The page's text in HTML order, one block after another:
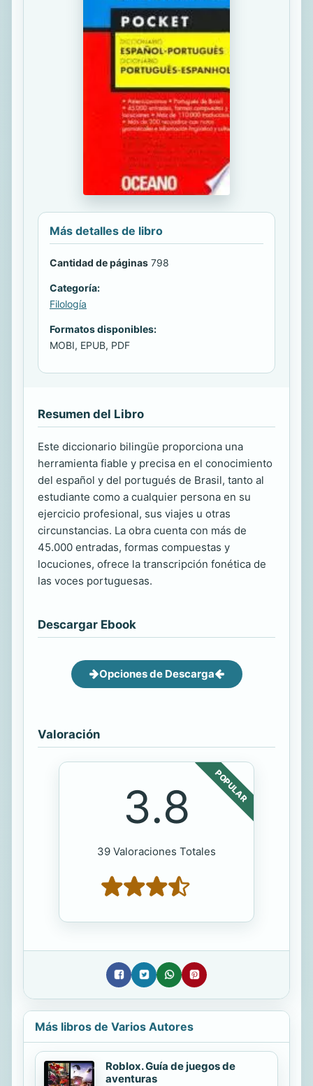
Más detalles de libro
Cantidad de páginas 798
Categoría:
Filología
Formatos disponibles:
MOBI, EPUB, PDF
Resumen del Libro
Este diccionario bilingüe proporciona una
herramienta fiable y precisa en el conocimiento
del español y del portugués de Brasil, tanto al
estudiante como a cualquier persona en su
ejercicio profesional, sus viajes u otras
circunstancias. La obra cuenta con más de
45.000 entradas, formas compuestas y
locuciones, ofrece la transcripción fonética de
las voces portuguesas.
Descargar Ebook
Opciones de Descarga
Valoración
POPULAR
3.8
39 Valoraciones Totales
Más libros de Varios Autores
Roblox. Guía de juegos de
aventuras